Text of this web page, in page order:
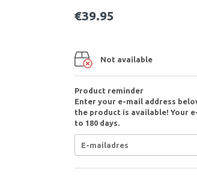
€39.95
Not available
Product reminder
Enter your e-mail address
the product is available! Your
to 180 days.